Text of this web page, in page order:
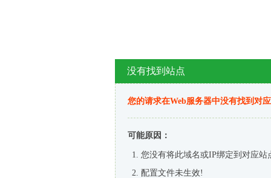
没有找到站点
您的请求在Web服务器中没有找到对
可能原因：
您没有将此域名或IP绑定到对应站
配置文件未生效!